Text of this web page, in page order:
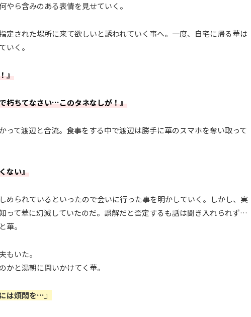
やら含みのある表情を見せていく。
定された場所に来て欲しいと誘われていく事へ。一度、自宅に帰る華は
いく。
』
朽ちてなさい…このタネなしが！』
って渡辺と合流。食事をする中で渡辺は勝手に華のスマホを奪い取って
ない』
められているといったので会いに行った事を明かしていく。しかし、実
って華に幻滅していたのだ。誤解だと否定するも話は聞き入れられず…
華。
もいた。
かと湯朝に問いかけてく華。
は煩悶を…』